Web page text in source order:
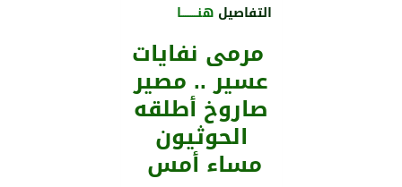
التفاصيلهنـــــــــا
مرمى نفايات
عسير .. مصير
صاروخ أطلقه
الحوثيون
مساء أمس